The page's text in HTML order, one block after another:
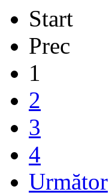
Start
Prec
1
2
3
4
Următor